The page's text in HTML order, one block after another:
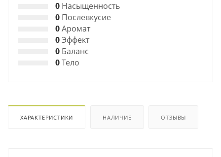
0 Насыщенность
0 Послевкусие
0Аромат
0Эффект
0 Баланс
0Тело
ХАРАКТЕРИСТИКИ НАЛИЧИЕ ОТЗЫВЫ